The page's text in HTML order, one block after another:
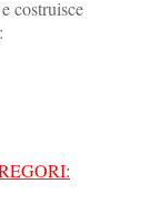
costruisce